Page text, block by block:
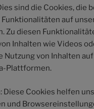
sind die Cookies, die
auf
Zu diesen
Inhalten wie Videos
Nutzung von Inhalten
Plattformen.
Diese Cookies helfen
und